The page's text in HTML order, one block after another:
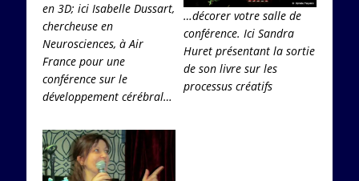
en 3D; ici Isabelle Dussart,
chercheuse en
Neurosciences, à Air
France pour une
conférence sur le
développement cérébral…
…décorer votre salle de
conférence. Ici Sandra
Huret présentant la sortie
de son livre sur les
processus créatifs